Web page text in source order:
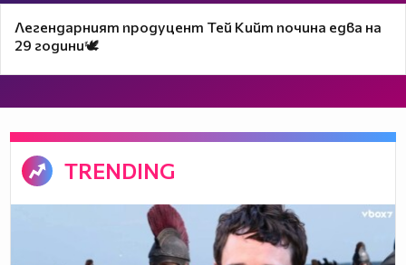
Легендарният продуцент Тей Кийт почина едва на
29 години🕊️
TRENDING